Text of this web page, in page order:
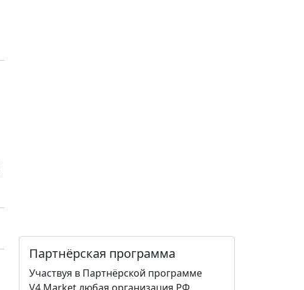
Партнёрская программа
Участвуя в Партнёрской программе